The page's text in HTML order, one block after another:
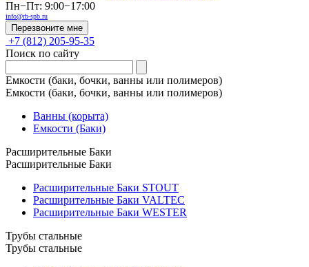
Пн−Пт: 9:00−17:00
info@rb-spb.ru
Перезвоните мне
+7 (812) 205-95-35
Поиск по сайту
Емкости (баки, бочки, ванны или полимеров)
Емкости (баки, бочки, ванны или полимеров)
Ванны (корыта)
Емкости (Баки)
Расширительные Баки
Расширительные Баки
Расширительные Баки STOUT
Расширительные Баки VALTEC
Расширительные Баки WESTER
Трубы стальные
Трубы стальные